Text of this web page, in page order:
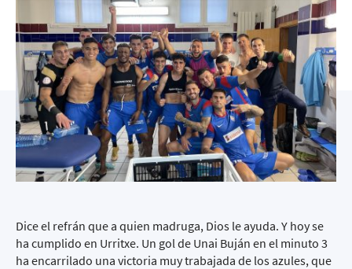
Dice el refrán que a quien madruga, Dios le ayuda. Y hoy se
ha cumplido en Urritxe. Un gol de Unai Buján en el minuto 3
ha encarrilado una victoria muy trabajada de los azules, que